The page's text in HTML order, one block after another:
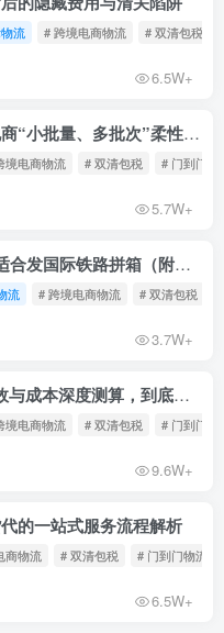
流 # 跨境电商物流 # 双清包税
6.5W+
告别高库存！铁路拼箱助力跨境电商“小批量、多批次”柔性补货
境电商物流 # 双清包税 # 门到门物
5.7W+
去欧洲散货走铁路？这5类货物最适合发国际铁路拼箱（附禁运清单）
流 # 跨境电商物流 # 双清包税
3.7W+
铁路拼箱VS海运整柜：2026年时效与成本深度测算，到底能省多少钱？
境电商物流 # 双清包税 # 门到门物
9.6W+
的一站式服务流程解析
商物流 # 双清包税 # 门到门物流
6.5W+